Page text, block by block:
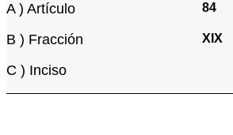
A ) Artículo 84
B ) Fracción XIX
C ) Inciso